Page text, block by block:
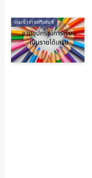
แนะนำงานฟรีแลนซ์